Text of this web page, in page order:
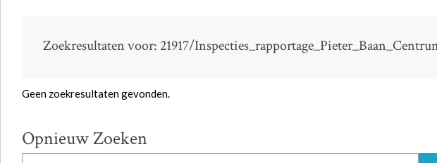
Zoekresultaten voor: 21917/
Geen zoekresultaten gevonden.
Opnieuw Zoeken